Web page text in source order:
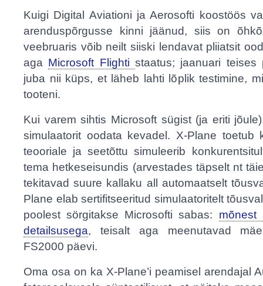
Kuigi Digital Aviationi ja Aerosofti koostöös
arenduspõrgusse kinni jäänud, siis on
veebruaris võib neilt siiski lendavat pliiatsit
aga Microsoft Flightistaatus; jaanuari
juba nii küps, et läheb lahti lõplik testimine,
tooteni.
Kui varem sihtis Microsoft sügist (ja eriti
simulaatorit oodata kevadel. X-Plane toetub
teooriale ja seetõttu simuleerib
tema hetkeseisundis (arvestades täpselt nt
tekitavad suure kallaku all automaatselt
Plane elab sertifitseeritud simulaatoritelt
poolest sörgitakse Microsofti sabas: mõnest
detailsusega, teisalt aga meenutavad
FS2000 päevi.
Oma osa on ka X-Plane’i peamisel arendajal